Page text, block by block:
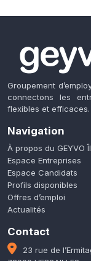
Groupement
connectons les
flexibles et efficaces.
Navigation
À propos du GEYVO
Espace Entreprises
Espace Candidats
Profils disponibles
Offres d’emploi
Actualités
Contact
23 rue de